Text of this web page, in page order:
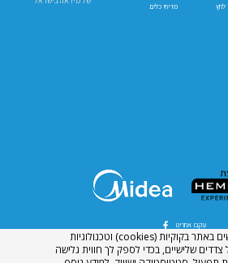
לחץ
מדיחי כלים
עקבו אחרינו
לידיעתך, אנו משתמשים באתר בקוקיות (cookies) וטכנולוגיות
שלישיים, בכדי לספק לך חווית גלישה